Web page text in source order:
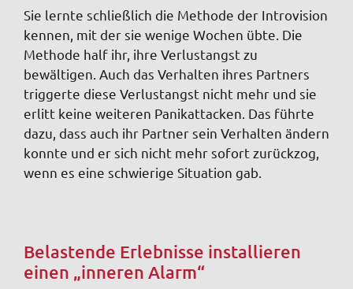
Sie lernte schließlich die Methode der Introvision
kennen, mit der sie wenige Wochen übte. Die
Methode half ihr, ihre Verlustangst zu
bewältigen. Auch das Verhalten ihres Partners
triggerte diese Verlustangst nicht mehr und sie
erlitt keine weiteren Panikattacken. Das führte
dazu, dass auch ihr Partner sein Verhalten ändern
konnte und er sich nicht mehr sofort zurückzog,
wenn es eine schwierige Situation gab.
Belastende Erlebnisse installieren
einen „inneren Alarm“